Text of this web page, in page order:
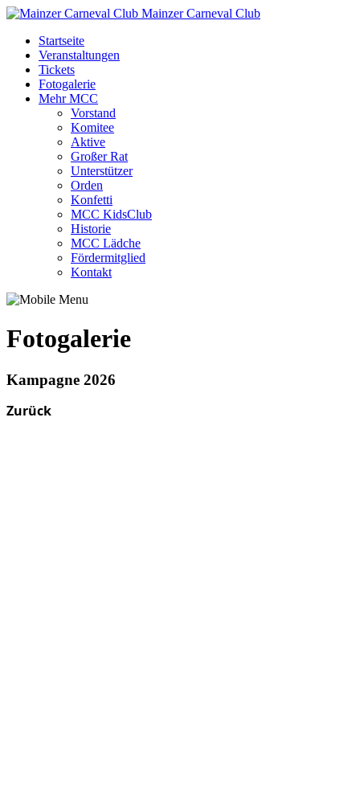
Mainzer Carneval Club
Startseite
Veranstaltungen
Tickets
Fotogalerie
Mehr MCC
Vorstand
Komitee
Aktive
Großer Rat
Unterstützer
Orden
Konfetti
MCC KidsClub
Historie
MCC Lädche
Fördermitglied
Kontakt
Fotogalerie
Kampagne 2026
Zurück